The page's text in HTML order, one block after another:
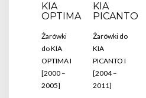
KIA
OPTIMA
Żarówki
do KIA
OPTIMA I
[2000 –
2005]
KIA
PICANTO
Żarówki do
KIA
PICANTO I
[2004 –
2011]